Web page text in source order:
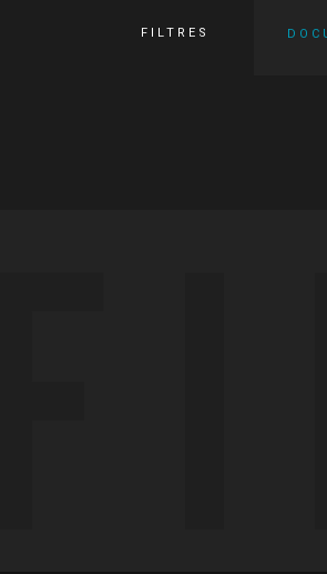
FILTRES